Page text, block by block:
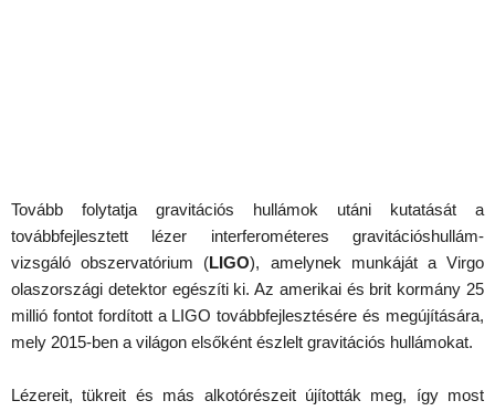
Tovább folytatja gravitációs hullámok utáni kutatását a
továbbfejlesztett lézer interferométeres gravitációshullám-
vizsgáló obszervatórium (LIGO), amelynek munkáját a Virgo
olaszországi detektor egészíti ki. Az amerikai és brit kormány 25
millió fontot fordított a LIGO továbbfejlesztésére és megújítására,
mely 2015-ben a világon elsőként észlelt gravitációs hullámokat.
Lézereit, tükreit és más alkotórészeit újították meg, így most